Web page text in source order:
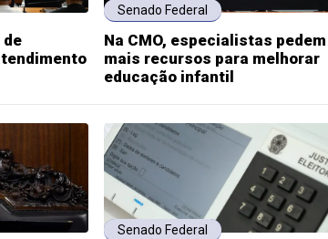
de
Senado Federal
Na CMO, especialistas pedem
mais recursos para melhorar
educação infantil
Senado Federal